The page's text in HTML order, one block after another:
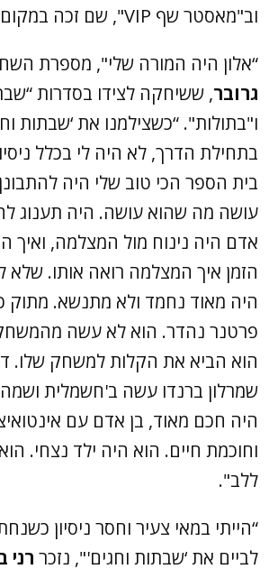
וב"מאסטר שף VIP", שם זכה במקום הראשון.
“אלון היה המורה שלי", מספרת
גרובר, ששיחקה לצידו בסדרות
ו"בתולות". “כשצילמנו את ‘שבתות
בתחילת הדרך, לא היה לי בכלל
בית הספר הכי טוב שלי היה להתבונן
עושה מה שהוא עושה. היה תענוג
אדם היה נינוח מול המצלמה, ואיך
הזמן איך המצלמה רואה אותו. שלא
היה מאוד נחמד ולא מתנשא. מתוק
פרטנר נהדר. הוא לא עשה מהמשחק
הוא הביא את הקלות למשחק שלו.
שמרלון ברנדו עשה ב'חשמלית
היה חכם מאוד, בן אדם עם
וחוכמת חיים. הוא היה ילד נצחי.
ללב".
“הייתי במאי צעיר וחסר ניסיון
לביים את ‘שבתות וחגים'", נזכר רני